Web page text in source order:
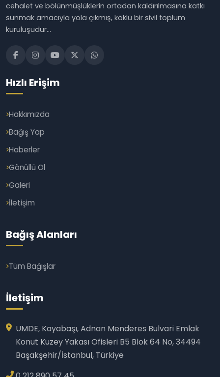
cehalet ve bölünmüşlüklerin ortadan kaldırılmasına katkı
sunmak amacıyla yola çıkmış, köklü bir sivil toplum
kuruluşudur...
Hızlı Erişim
Hakkımızda
Bağış Yap
Haberler
Gönüllü Ol
Galeri
İletişim
Bağış Alanları
Tüm Bağışlar
İletişim
UMDE, Kayabaşı, Adnan Menderes Bulvari Emlak
Konut Kuzey Yakası Ofisleri B5 Blok 64 No, 34494
Başakşehir/İstanbul, Türkiye